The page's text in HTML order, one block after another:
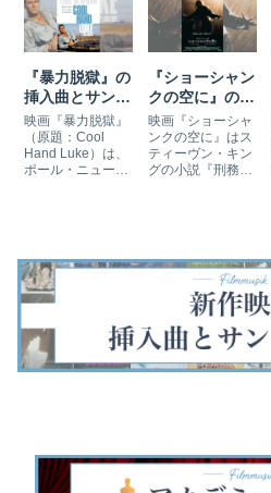
『暴力脱獄』の
挿入曲とサント
ラ
映画『暴力脱獄』
（原題：Cool
Hand Luke）は、
ポール・ニューマ
ーで弾き歌いして
いる曲など、挿入
曲とサントラを紹
『ショーシャン
クの空に』の挿
入曲とサントラ
映画『ショーシャ
ンクの空に』はス
ティーヴン・キン
グの小説『刑務所
プニング曲など挿
入曲とサントラを
紹介します。